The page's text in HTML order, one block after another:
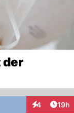
der
4
Interaktionen
19h